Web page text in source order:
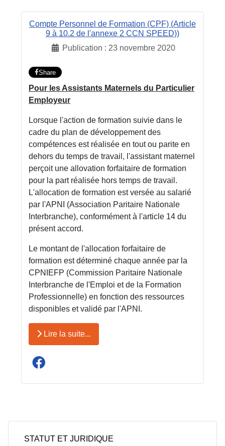
Compte Personnel de Formation (CPF) (Article
9 à 10.2 de l'annexe 2 CCN SPEED))
Publication : 23 novembre 2020
Share
Pour les Assistants Maternels du Particulier
Employeur
Lorsque l'action de formation suivie dans le
cadre du plan de développement des
compétences est réalisée en tout ou parite en
dehors du temps de travail, l'assistant maternel
perçoit une allovation forfaitaire de formation
pour la part réalisée hors temps de travail.
L'allocation de formation est versée au salarié
par l'APNI (Association Paritaire Nationale
Interbranche), conformément à l'article 14 du
présent accord.
Le montant de l'allocation forfaitaire de
formation est déterminé chaque année par la
CPNIEFP (Commission Paritaire Nationale
Interbranche de l'Emploi et de la Formation
Professionnelle) en fonction des ressources
disponibles et validé par l'APNI.
Lire la suite...
STATUT ET JURIDIQUE